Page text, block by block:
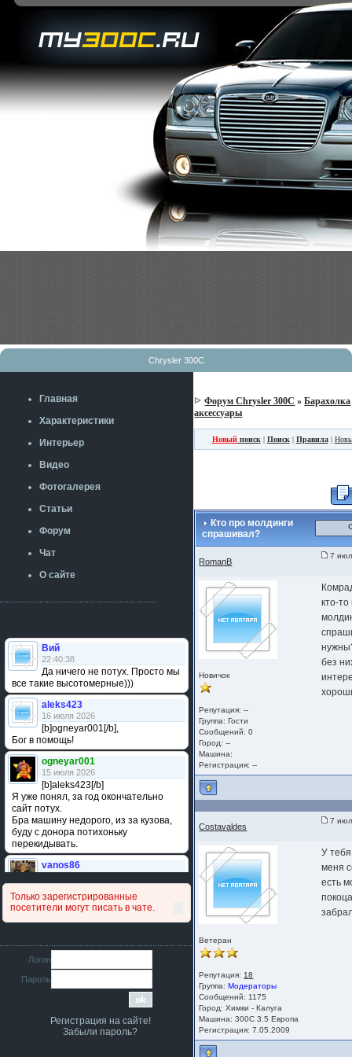
Chrysler 300C
Главная
Характеристики
Интерьер
Видео
Фотогалерея
Статьи
Форум
Чат
О сайте
Вий
22:40:38
Да ничего не потух. Просто мы
все такие высотомерные)))
aleks423
16 июля 2026
[b]ogneyar001[/b],
Бог в помощь!
ogneyar001
15 июля 2026
[b]aleks423[/b]
Я уже понял, за год окончательно
сайт потух.
Бра машину недорого, из за кузова,
буду с донора потихоньку
перекидывать.
vanos86
сравнивал подушку акпп бензиновой и
дизельной машины намера
4578063AG и 4578061AG? По фото
iMrCoffeeBLR4
11 июля 2026
[b]era124[/b],
Ага понял буду знать спасибо
era124
7 июля 2026
Только зарегистрированные
посетители могут писать в чате.
Логин
Пароль
Регистрация на сайте!
Забыли пароль?
Форум Chrysler 300C »Барахолка
аксессуары
Новыйпоиск| Поиск| Правила|
Кто про молдинги
спрашивал?
RomanB
7
Новичок
Репутация: --
Группа:Гости
Сообщений: 0
Город: --
Машина:
Регистрация: --
кто-
без
Costavaldes
7
Ветеран
Репутация: 18
Группа:Модераторы
Сообщений: 1175
Город: Химки - Калуга
Машина: 300C 3.5 Европа
Регистрация: 7.05.2009
У
меня
есть